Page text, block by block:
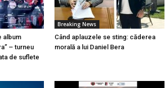
album
– turneu
de suflete
Breaking News
Când aplauzele se sting: căderea
morală a lui Daniel Bera